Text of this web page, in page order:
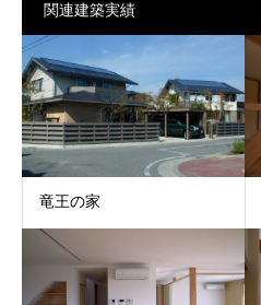
関連建築実績
竜王の家